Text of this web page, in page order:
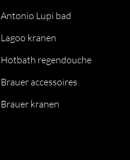
Antonio Lupi bad
Lagoo kranen
Hotbath regendouche
Brauer accessoires
Brauer kranen